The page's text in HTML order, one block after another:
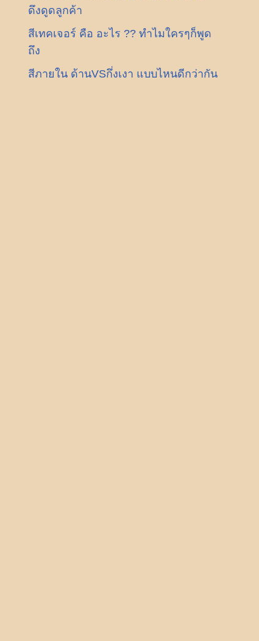
ดึงดูดลูกค้า
สีเทคเจอร์ คือ อะไร ?? ทำไมใครๆก็พูด
ถึง
สีภายใน ด้านVSกึ่งเงา แบบไหนดีกว่ากัน